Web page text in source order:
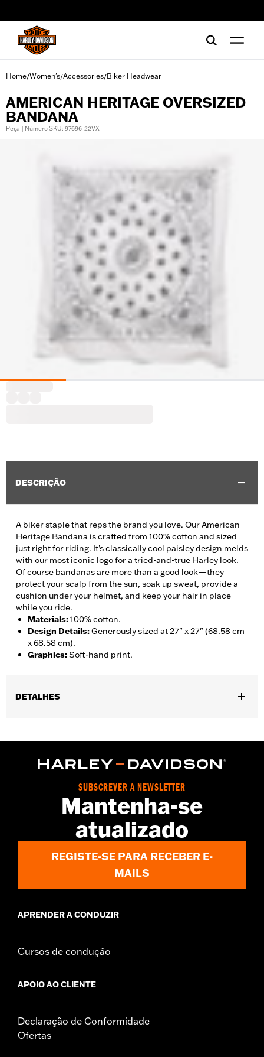
Home/Women's/Accessories/Biker Headwear
AMERICAN HERITAGE OVERSIZED
BANDANA
Peça | Número SKU: 97696-22VX
DESCRIÇÃO
A biker staple that reps the brand you love. Our American
Heritage Bandana is crafted from 100% cotton and sized
just right for riding. It’s classically cool paisley design melds
with our most iconic logo for a tried-and-true Harley look.
Of course bandanas are more than a good look—they
protect your scalp from the sun, soak up sweat, provide a
cushion under your helmet, and keep your hair in place
while you ride.
Materials:100% cotton.
Design Details:Generously sized at 27" x 27" (68.58 cm
x 68.58 cm).
Graphics:Soft-hand print.
DETALHES
WARRANTY:2 year limited warranty - Go towww.h-
Imported
SUBSCREVER A NEWSLETTER
Mantenha-se
atualizado
REGISTE-SE PARA RECEBER E-
MAILS
APRENDER A CONDUZIR
Cursos de condução
APOIO AO CLIENTE
Declaração de Conformidade
Ofertas